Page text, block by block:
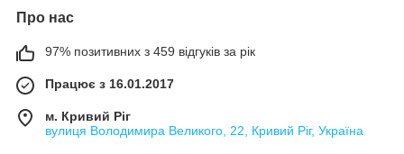
Про нас
97% позитивних з 459 відгуків за рік
Працює з 16.01.2017
м. Кривий Ріг
вулиця Володимира Великого, 22, Кривий Ріг, Україна